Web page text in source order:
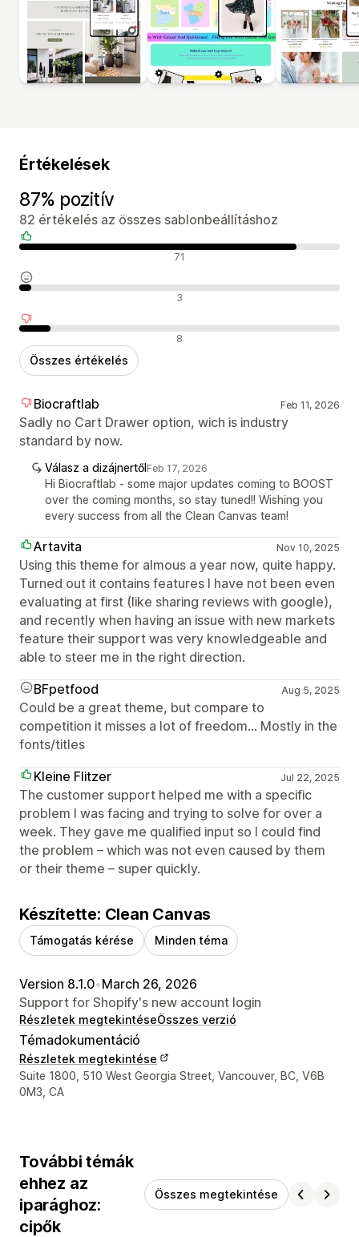
Értékelések
87% pozitív
82 értékelés az összes sablonbeállításhoz
Pozitív értékelések 71
Semleges értékelések 3
Negatív értékelések 8
Összes értékelés
Biocraftlab Feb 11, 2026
Sadly no Cart Drawer option, wich is industry
standard by now.
Válasz a dizájnertőlFeb 17, 2026
Hi Biocraftlab - some major updates coming to BOOST
over the coming months, so stay tuned!! Wishing you
every success from all the Clean Canvas team!
Artavita Nov 10, 2025
Using this theme for almous a year now, quite happy.
Turned out it contains features I have not been even
evaluating at first (like sharing reviews with google),
and recently when having an issue with new markets
feature their support was very knowledgeable and
able to steer me in the right direction.
BFpetfood
Aug 5, 2025
Could be a great theme, but compare to
competition it misses a lot of freedom... Mostly in the
fonts/titles
Kleine Flitzer
Jul 22, 2025
The customer support helped me with a specific
problem I was facing and trying to solve for over a
week. They gave me qualified input so I could find
the problem – which was not even caused by them
or their theme – super quickly.
Készítette: Clean Canvas
Támogatás kérése Minden téma
Version 8.1.0•March 26, 2026
Support for Shopify's new account login
Részletek megtekintéseÖsszes verzió
Témadokumentáció
Részletek megtekintése
Dizájner kapcsolattartási adatai
Suite 1800, 510 West Georgia Street, Vancouver, BC, V6B
0M3, CA
További témák
ehhez az
iparághoz:
cipők
Összes megtekintése